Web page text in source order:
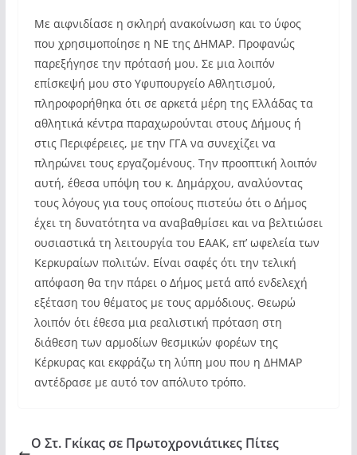
Με αιφνιδίασε η σκληρή ανακοίνωση και το ύφος
που χρησιμοποίησε η ΝΕ της ΔΗΜΑΡ. Προφανώς
παρεξήγησε την πρότασή μου. Σε μια λοιπόν
επίσκεψή μου στο Υφυπουργείο Αθλητισμού,
πληροφορήθηκα ότι σε αρκετά μέρη της Ελλάδας τα
αθλητικά κέντρα παραχωρούνται στους Δήμους ή
στις Περιφέρειες, με την ΓΓΑ να συνεχίζει να
πληρώνει τους εργαζομένους. Την προοπτική λοιπόν
αυτή, έθεσα υπόψη του κ. Δημάρχου, αναλύοντας
τους λόγους για τους οποίους πιστεύω ότι ο Δήμος
έχει τη δυνατότητα να αναβαθμίσει και να βελτιώσει
ουσιαστικά τη λειτουργία του ΕΑΑΚ, επ’ ωφελεία των
Κερκυραίων πολιτών. Είναι σαφές ότι την τελική
απόφαση θα την πάρει ο Δήμος μετά από ενδελεχή
εξέταση του θέματος με τους αρμόδιους. Θεωρώ
λοιπόν ότι έθεσα μια ρεαλιστική πρόταση στη
διάθεση των αρμοδίων θεσμικών φορέων της
Κέρκυρας και εκφράζω τη λύπη μου που η ΔΗΜΑΡ
αντέδρασε με αυτό τον απόλυτο τρόπο.
Ο Στ. Γκίκας σε Πρωτοχρονιάτικες Πίτες